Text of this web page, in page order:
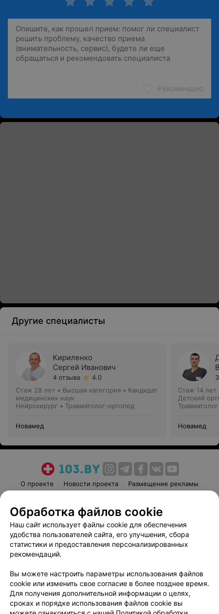
Рекомендую
Другие специалисты
Кириленко
Сергей Иванович
4 отзыва
4.0
Стаж 28 лет • Высшая категория • Кандидат
медицинских наук
Нейрохирург • Травматолог-ортопед
Новамед
Стаж 14 лет
Детский
Новамед
О проекте Новости проекта
Размещение рекламы
Пользовательское соглашение
Способы оплаты
Вакансии
Партнеры
Написать руководителю 103.by
Обработка персональных данных
Обработка файлов cookie
Наш сайт использует файлы cookie для обеспечения
удобства пользователей сайта, его улучшения, сбора
статистики и предоставления персонализированных
рекомендаций.
Вы можете настроить параметры использования файлов
cookie или изменить свое согласие в более позднее время.
Для получения дополнительной информации о целях,
сроках и порядке использования файлов cookie вы